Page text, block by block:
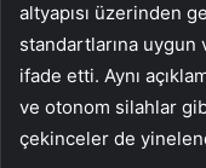
altyapısı üzerinden
standartlarına uygun
ifade etti. Aynı
ve otonom silahlar
çekinceler de